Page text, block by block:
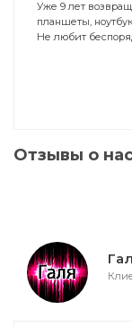
Уже 9 лет
планшеты,
Не любит
Отзывы о